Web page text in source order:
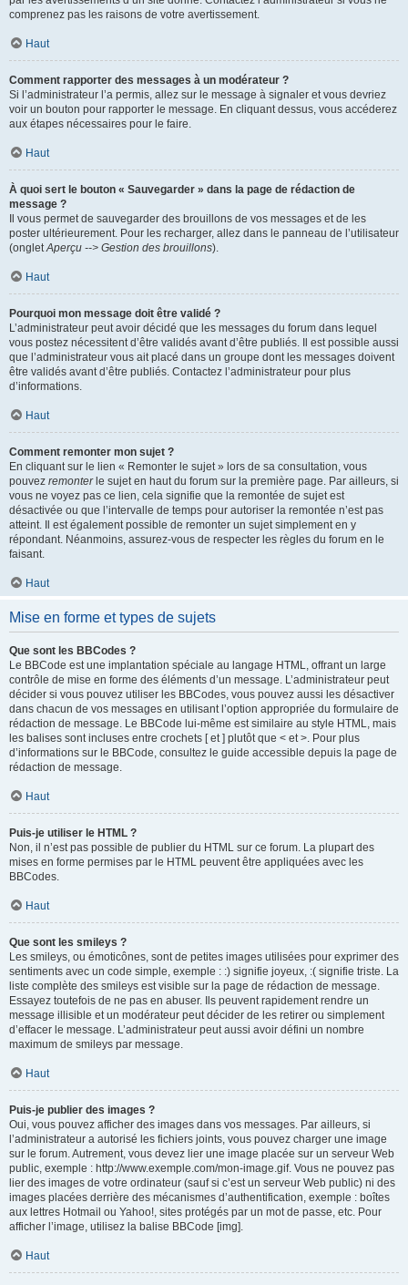
comprenez pas les raisons de votre avertissement.
Haut
Comment rapporter des messages à un modérateur ?
Si l’administrateur l’a permis, allez sur le message à signaler et vous devriez
voir un bouton pour rapporter le message. En cliquant dessus, vous accéderez
aux étapes nécessaires pour le faire.
Haut
À quoi sert le bouton « Sauvegarder » dans la page de rédaction de
message ?
Il vous permet de sauvegarder des brouillons de vos messages et de les
poster ultérieurement. Pour les recharger, allez dans le panneau de l’utilisateur
(ongletAperçu --> Gestion des brouillons).
Haut
Pourquoi mon message doit être validé ?
L’administrateur peut avoir décidé que les messages du forum dans lequel
vous postez nécessitent d’être validés avant d’être publiés. Il est possible aussi
que l’administrateur vous ait placé dans un groupe dont les messages doivent
être validés avant d’être publiés. Contactez l’administrateur pour plus
d’informations.
Haut
Comment remonter mon sujet ?
En cliquant sur le lien « Remonter le sujet » lors de sa consultation, vous
pouvez remonterle sujet en haut du forum sur la première page. Par ailleurs, si
vous ne voyez pas ce lien, cela signifie que la remontée de sujet est
désactivée ou que l’intervalle de temps pour autoriser la remontée n’est pas
atteint. Il est également possible de remonter un sujet simplement en y
répondant. Néanmoins, assurez-vous de respecter les règles du forum en le
faisant.
Haut
Mise en forme et types de sujets
Que sont les BBCodes ?
Le BBCode est une implantation spéciale au langage HTML, offrant un large
contrôle de mise en forme des éléments d’un message. L’administrateur peut
décider si vous pouvez utiliser les BBCodes, vous pouvez aussi les désactiver
dans chacun de vos messages en utilisant l’option appropriée du formulaire de
rédaction de message. Le BBCode lui-même est similaire au style HTML, mais
les balises sont incluses entre crochets [ et ] plutôt que < et >. Pour plus
d’informations sur le BBCode, consultez le guide accessible depuis la page de
rédaction de message.
Haut
Puis-je utiliser le HTML ?
Non, il n’est pas possible de publier du HTML sur ce forum. La plupart des
mises en forme permises par le HTML peuvent être appliquées avec les
BBCodes.
Haut
Que sont les smileys ?
Les smileys, ou émoticônes, sont de petites images utilisées pour exprimer des
sentiments avec un code simple, exemple : :) signifie joyeux, :( signifie triste. La
liste complète des smileys est visible sur la page de rédaction de message.
Essayez toutefois de ne pas en abuser. Ils peuvent rapidement rendre un
message illisible et un modérateur peut décider de les retirer ou simplement
d’effacer le message. L’administrateur peut aussi avoir défini un nombre
maximum de smileys par message.
Haut
Puis-je publier des images ?
Oui, vous pouvez afficher des images dans vos messages. Par ailleurs, si
l’administrateur a autorisé les fichiers joints, vous pouvez charger une image
sur le forum. Autrement, vous devez lier une image placée sur un serveur Web
public, exemple : http://www.exemple.com/mon-image.gif. Vous ne pouvez pas
lier des images de votre ordinateur (sauf si c’est un serveur Web public) ni des
images placées derrière des mécanismes d’authentification, exemple : boîtes
aux lettres Hotmail ou Yahoo!, sites protégés par un mot de passe, etc. Pour
afficher l’image, utilisez la balise BBCode [img].
Haut